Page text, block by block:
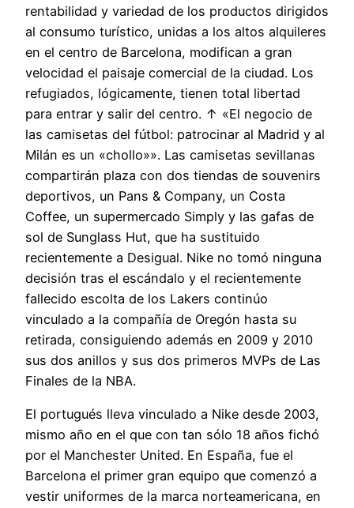
rentabilidad y variedad de los productos dirigidos
al consumo turístico, unidas a los altos alquileres
en el centro de Barcelona, modifican a gran
velocidad el paisaje comercial de la ciudad. Los
refugiados, lógicamente, tienen total libertad
para entrar y salir del centro. ↑ «El negocio de
las camisetas del fútbol: patrocinar al Madrid y al
Milán es un «chollo»». Las camisetas sevillanas
compartirán plaza con dos tiendas de souvenirs
deportivos, un Pans & Company, un Costa
Coffee, un supermercado Simply y las gafas de
sol de Sunglass Hut, que ha sustituido
recientemente a Desigual. Nike no tomó ninguna
decisión tras el escándalo y el recientemente
fallecido escolta de los Lakers continúo
vinculado a la compañía de Oregón hasta su
retirada, consiguiendo además en 2009 y 2010
sus dos anillos y sus dos primeros MVPs de Las
Finales de la NBA.
El portugués lleva vinculado a Nike desde 2003,
mismo año en el que con tan sólo 18 años fichó
por el Manchester United. En España, fue el
Barcelona el primer gran equipo que comenzó a
vestir uniformes de la marca norteamericana, en